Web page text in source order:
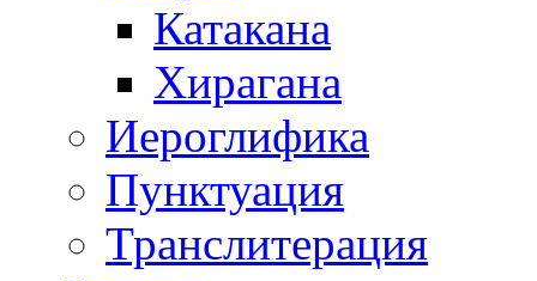
Катакана
Хирагана
Иероглифика
Пунктуация
Транслитерация